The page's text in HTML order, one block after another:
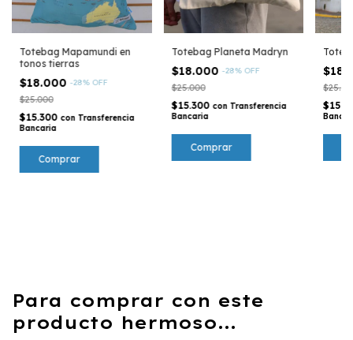
Totebag Mapamundi en
tonos tierras
$18.000 -28% OFF
$25.000
$15.300 con Transferencia
Bancaria
Totebag Planeta Madryn
$18.000 -28% OFF
$25.000
$15.300 con Transferencia
Bancaria
Para comprar con este
producto hermoso...